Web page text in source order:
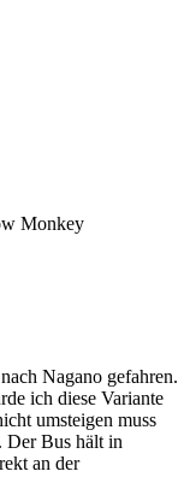
Monkey
Nagano gefahren.
ich diese Variante
umsteigen muss
Der Bus hält in
an der